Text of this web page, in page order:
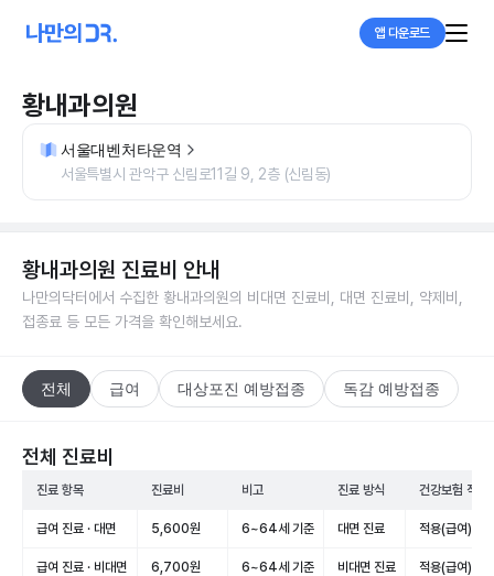
앱 다운로드
황내과의원
서울대벤처타운역
서울특별시 관악구 신림로11길 9, 2층 (신림동)
황내과의원 진료비 안내
나만의닥터에서 수집한 황내과의원의 비대면 진료비, 대면 진료비, 약제비,
접종료 등 모든 가격을 확인해보세요.
전체 급여 대상포진 예방접종 독감 예방접종
전체 진료비
진료 항목 진료비 비고 진료 방식 건강보험 적용
급여 진료 · 대면 5,600원 6~64세 기준 대면 진료 적용(급여)
급여 진료 · 비대면 6,700원 6~64세 기준 비대면 진료 적용(급여)